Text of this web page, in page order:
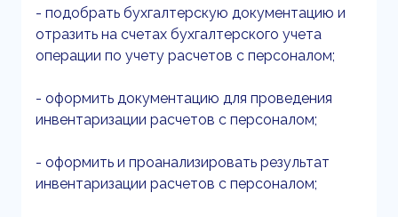
- подобрать бухгалтерскую документацию и
отразить на счетах бухгалтерского учета
операции по учету расчетов с персоналом;
- оформить документацию для проведения
инвентаризации расчетов с персоналом;
- оформить и проанализировать результат
инвентаризации расчетов с персоналом;